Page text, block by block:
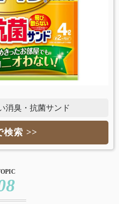
臭・抗菌サンド
検索 >>